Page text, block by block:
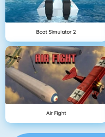
Boat Simulator 2
Air Fight